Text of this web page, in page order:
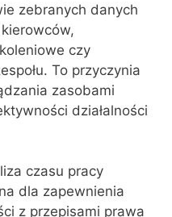
zebranych danych
czy
To przyczynia
zasobami
działalności
czasu pracy
dla zapewnienia
z przepisami prawa